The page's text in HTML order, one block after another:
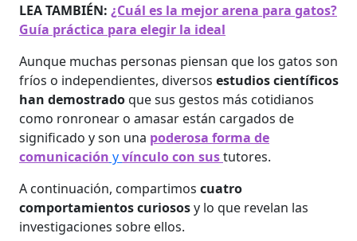
LEA TAMBIÉN: ¿Cuál es la mejor arena para gatos?
Guía práctica para elegir la ideal
Aunque muchas personas piensan que los gatos son
fríos o independientes, diversos estudios científicos
han demostradoque sus gestos más cotidianos
como ronronear o amasar están cargados de
significado y son una poderosa forma de
comunicación yvínculo con sustutores.
A continuación, compartimos cuatro
comportamientos curiososy lo que revelan las
investigaciones sobre ellos.